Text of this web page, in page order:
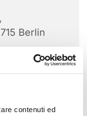
contenuti ed
Berlin